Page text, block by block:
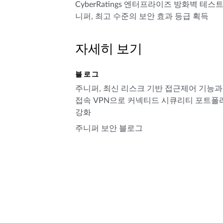
CyberRatings 엔터프라이즈 방화벽 테스
니퍼, 최고 수준의 보안 효과 등급 획득
자세히 보기
블로그
주니퍼, 최신 리스크 기반 접근제어 기능
접속 VPN으로 커넥티드 시큐리티 포트폴
강화
주니퍼 보안 블로그